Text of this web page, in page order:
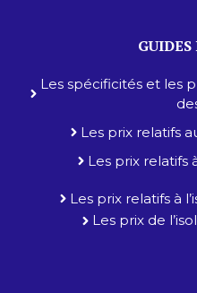
Les spécificités et les
Les prix relatifs
Les prix relatifs
Les prix relatifs à
Les prix de